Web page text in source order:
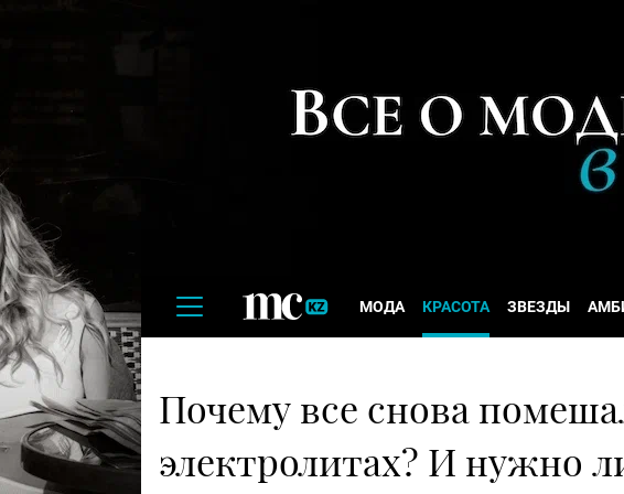
МОДА КРАСОТА ЗВЕЗДЫ
Почему все снова
электролитах? И нужно